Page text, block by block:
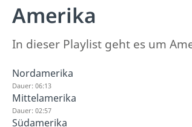
Amerika
In dieser Playlist geht es um
Nordamerika
Dauer: 06:13
Mittelamerika
Dauer: 02:57
Südamerika